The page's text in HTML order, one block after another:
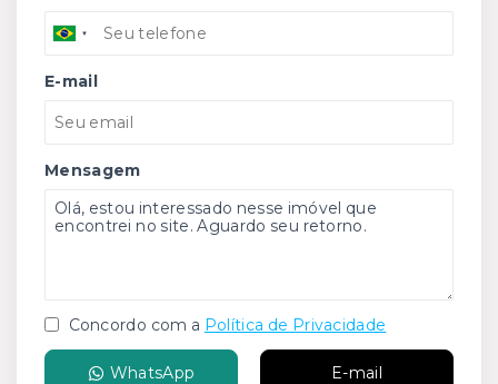
E-mail
Mensagem
Concordo com a Política de Privacidade
WhatsApp E-mail